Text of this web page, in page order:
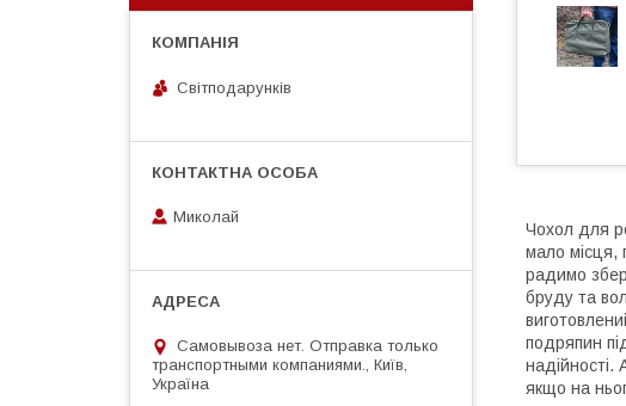
Чохол для
мало місця,
радимо
бруду та
подряпин
надійності.
якщо на
Світподарунків
Миколай
Самовывоза нет. Отправка только
транспортными компаниями., Київ,
Україна